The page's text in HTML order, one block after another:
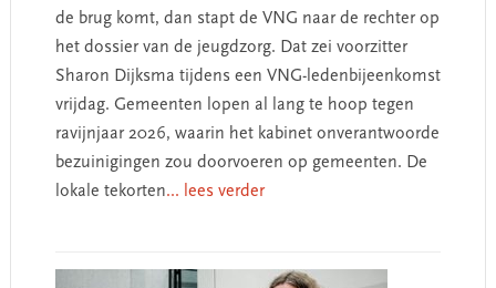
de brug komt, dan stapt de VNG naar de rechter op
het dossier van de jeugdzorg. Dat zei voorzitter
Sharon Dijksma tijdens een VNG-ledenbijeenkomst
vrijdag. Gemeenten lopen al lang te hoop tegen
ravijnjaar 2026, waarin het kabinet onverantwoorde
bezuinigingen zou doorvoeren op gemeenten. De
lokale tekorten... lees verder